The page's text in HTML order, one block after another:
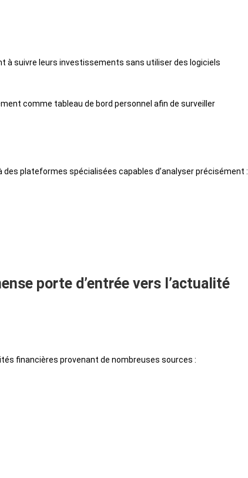
à suivre leurs investissements sans utiliser des logiciels
comme tableau de bord personnel afin de surveiller
plateformes spécialisées capables d’analyser précisément :
porte d’entrée vers l’actualité
financières provenant de nombreuses sources :